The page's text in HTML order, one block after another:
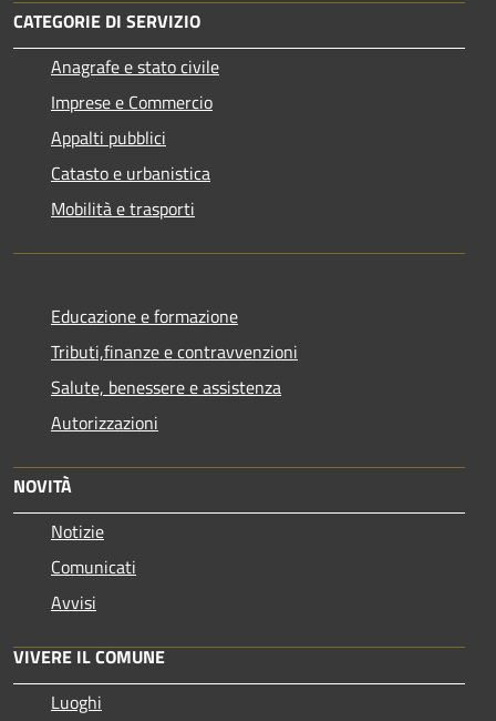
CATEGORIE DI SERVIZIO
Anagrafe e stato civile
Imprese e Commercio
Appalti pubblici
Catasto e urbanistica
Mobilità e trasporti
Educazione e formazione
Tributi,finanze e contravvenzioni
Salute, benessere e assistenza
Autorizzazioni
NOVITÀ
Notizie
Comunicati
Avvisi
VIVERE IL COMUNE
Luoghi